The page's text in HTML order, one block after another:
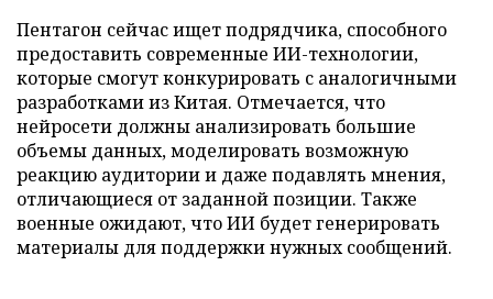
Пентагон сейчас ищет подрядчика, способного
предоставить современные ИИ-технологии,
которые смогут конкурировать с аналогичными
разработками из Китая. Отмечается, что
нейросети должны анализировать большие
объемы данных, моделировать возможную
реакцию аудитории и даже подавлять мнения,
отличающиеся от заданной позиции. Также
военные ожидают, что ИИ будет генерировать
материалы для поддержки нужных сообщений.